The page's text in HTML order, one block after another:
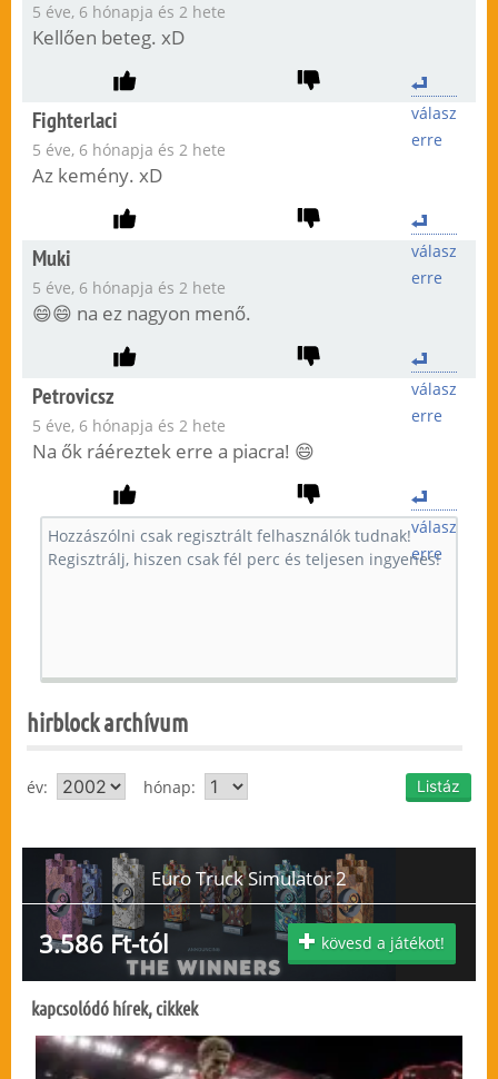
5 éve, 6 hónapja és 2 hete
Kellően beteg. xD
válasz
erre
Fighterlaci
5 éve, 6 hónapja és 2 hete
Az kemény. xD
válasz
erre
Muki
5 éve, 6 hónapja és 2 hete
😄😄 na ez nagyon menő.
válasz
erre
Petrovicsz
5 éve, 6 hónapja és 2 hete
Na ők ráéreztek erre a piacra! 😄
válasz
erre
hirblock archívum
év: hónap:
Euro Truck Simulator 2
3.586 Ft-tól kövesd a játékot!
kapcsolódó hírek, cikkek